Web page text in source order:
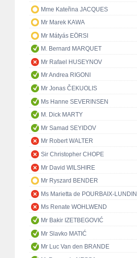
Mme Kateřina JACQUES
Mr Marek KAWA
Mr Mátyás EÖRSI
M. Bernard MARQUET
Mr Rafael HUSEYNOV
Mr Andrea RIGONI
Mr Jonas ČEKUOLIS
Ms Hanne SEVERINSEN
M. Dick MARTY
Mr Samad SEYIDOV
Mr Robert WALTER
Sir Christopher CHOPE
Mr David WILSHIRE
Mr Ryszard BENDER
Ms Marietta de POURBAIX-LUNDIN
Ms Renate WOHLWEND
Mr Bakir IZETBEGOVIĆ
Mr Slavko MATIĆ
Mr Luc Van den BRANDE